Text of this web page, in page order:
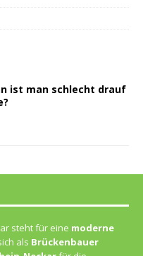
ist man schlecht drauf
steht für eine moderne
als Brückenbauer